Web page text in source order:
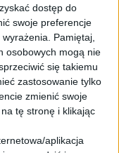
dostęp do
swoje preferencje
Pamiętaj,
osobowych mogą nie
się takiemu
zastosowanie tylko
zmienić swoje
tę stronę i klikając
aplikacja